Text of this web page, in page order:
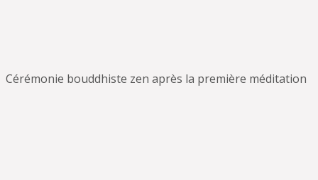
Cérémonie bouddhiste zen après la première méditation